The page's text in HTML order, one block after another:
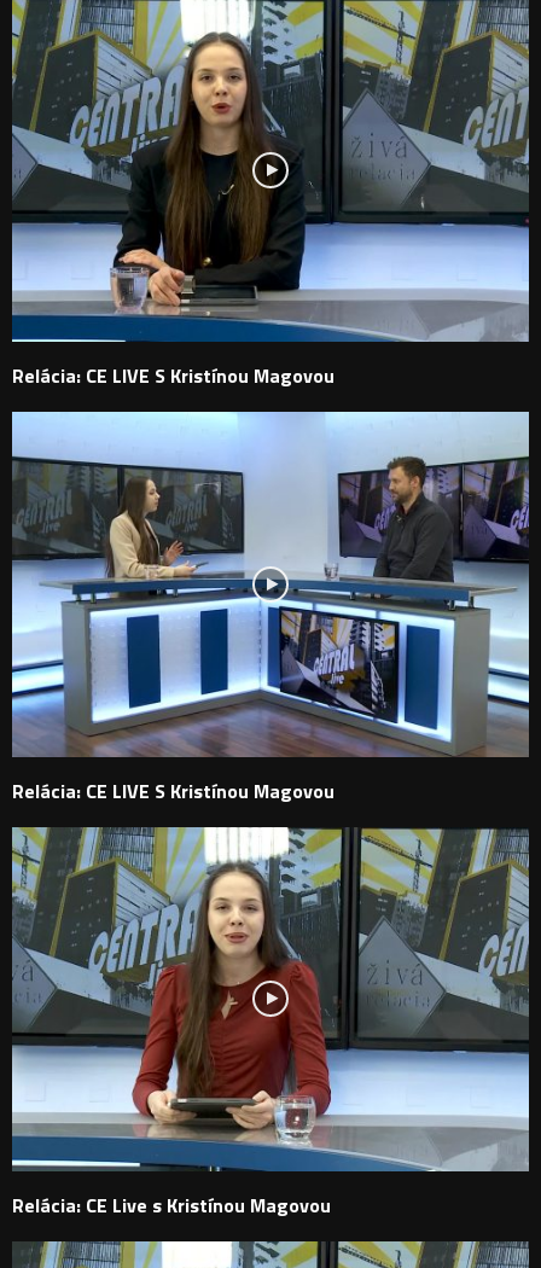
Relácia: CE LIVE S Kristínou Magovou
Relácia: CE LIVE S Kristínou Magovou
Relácia: CE Live s Kristínou Magovou